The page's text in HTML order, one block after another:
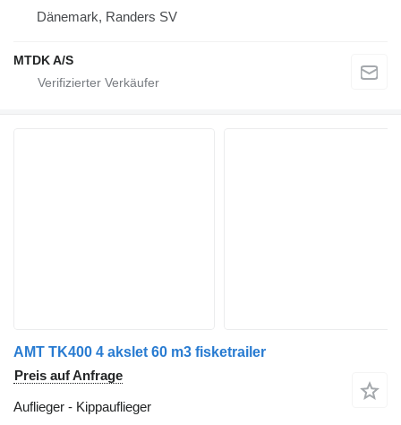
Dänemark, Randers SV
MTDK A/S
AMT TK400 4 akslet 60 m3 fisketrailer
Preis auf Anfrage
Auflieger - Kippauflieger